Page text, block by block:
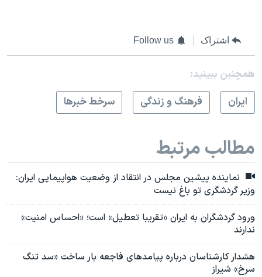
اشتراک Follow us
همچنبن ببینید:
ايران
فرهنگ و زندگی سرخط خبرها
مطالب مرتبط
نماینده پیشین مجلس در انتقاد از وضعیت هواپیمایی ایران:
وزیر گردشگری تو باغ نیست
ورود گردشگران به ایران «تقریبا تعطیل» است؛ «احساس امنیت»
ندارند
هشدار کارشناسان درباره پیامدهای فاجعه بار ساخت «سد تنگ
سرخ» شیراز